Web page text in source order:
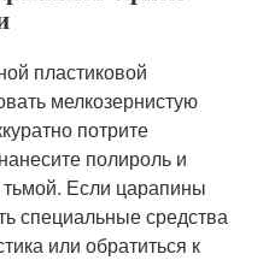
пластиковой
мелкозернистую
потрите
полироль и
тьмой. Если царапины
специальные средства
или обратиться к